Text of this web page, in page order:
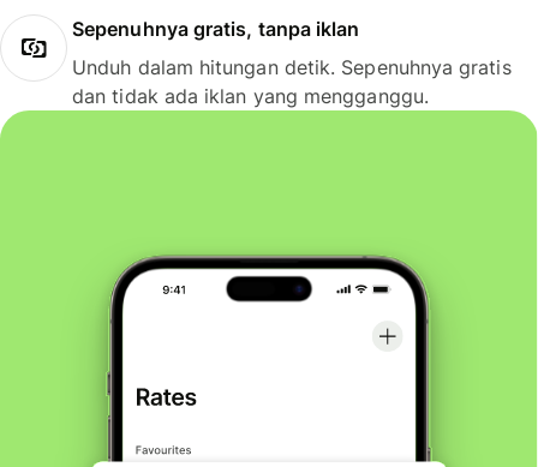
Sepenuhnya gratis, tanpa iklan
Unduh dalam hitungan detik. Sepenuhnya gratis
dan tidak ada iklan yang mengganggu.